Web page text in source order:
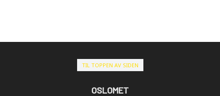
TIL TOPPEN AV SIDEN
OSLOMET